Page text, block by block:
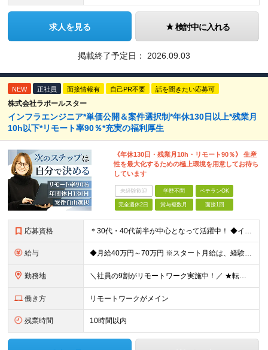
求人を見る 検討中に入れる
掲載終了予定日： 2026.09.03
NEW 正社員 面接情報有 自己PR不要 話を聞きたい応募可
株式会社ラポールスター
インフラエンジニア*単価公開＆案件選択制*年休130日以上*残業月
10h以下*リモート率90％*充実の福利厚生
《年休130日・残業月10h・リモート90％》 生産
性を最大化するための極上環境を用意してお待ち
しています
未経験歓迎 学歴不問 ベテランOK
完全週休2日 賞与複数月 面接1回
応募資格 ＊30代・40代前半が中心となって活躍中！ ◆インフラ（サーバー・ネットワーク・クラウド等）の設計、構築、テストいずれかの実務経験3年以上 ◆学歴不問 ★求める人物像： ◎他責ではなく、自身のキャ
給与 ◆月給40万円～70万円 ※スタート月給は、経験・能力・前職の給与等を考慮の上で決定いたします。 ※上記金額には残業の有無に関わらず、 月30時間分の固定残業代（7万6,000円～13万3,000円
勤務地 ＼社員の9割がリモートワーク実施中！／ ★転勤ナシ！ ★UIターン歓迎！ 関東、関西、東海、九州・中国エリアの各プロジェクト先から希望を優先して決定。 ※リモート案件も多数あり！ ◆関東エリア
働き方 リモートワークがメイン
残業時間 10時間以内